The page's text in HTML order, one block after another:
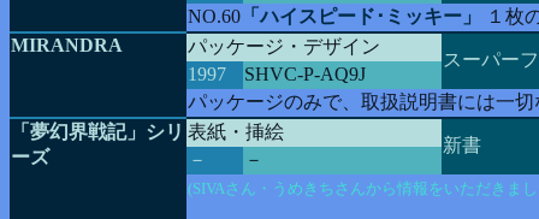
NO.60 「ハイスピード･ミッキー」
１枚
MIRANDRA
パッケージ・デザイン
スーパー
1997
SHVC-P-AQ9J
パッケージのみで、取扱説明書には一
「夢幻界戦記」シリ
ーズ
表紙・挿絵
新書
－ －
(SIVAさん・うめきちさんから情報をいただきま